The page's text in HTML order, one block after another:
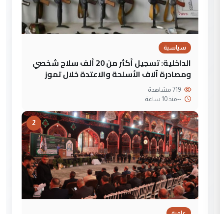
سياسية
الداخلية: تسجيل أكثر من 20 ألف سلاح شخصي
ومصادرة آلاف الأسلحة والاعتدة خلال تموز
--منذ 10 ساعة
2